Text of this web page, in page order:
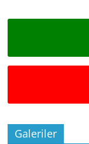
Galeriler